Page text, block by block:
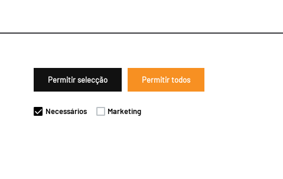
Permitir selecção Permitir todos
Necessários Marketing